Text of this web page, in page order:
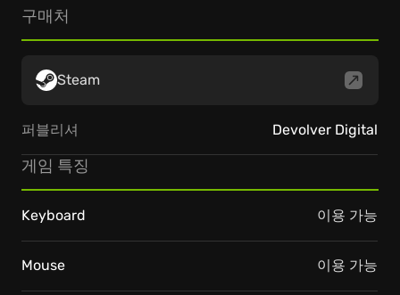
구매처
Steam
퍼블리셔 Devolver Digital
게임 특징
Keyboard 이용 가능
Mouse 이용 가능